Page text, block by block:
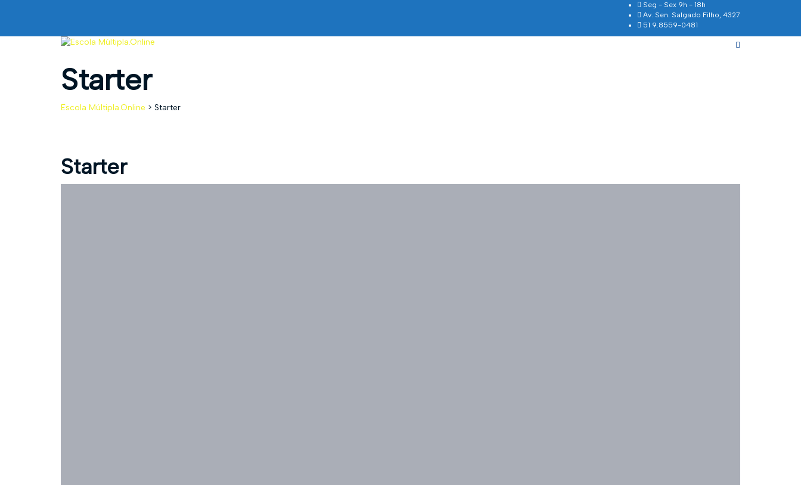
Seg - Sex 9h - 18h
Av. Sen. Salgado Filho, 4327
51 9.8559-0481
Starter
Escola Múltipla.Online > Starter
Starter